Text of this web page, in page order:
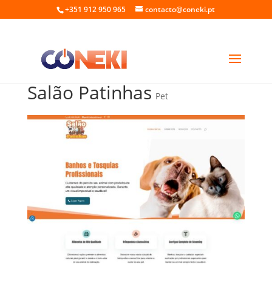
+351 912 950 965 contacto@coneki.pt
Salão Patinhas Pet